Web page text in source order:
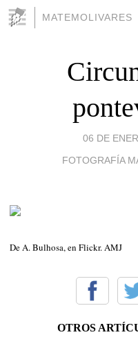
MATEMOLIVARES
06 DE
FOTOGRAFÍA
De A. Bulhosa, en Flickr. AMJ
OTROS